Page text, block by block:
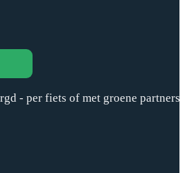
- per fiets of met groene partners